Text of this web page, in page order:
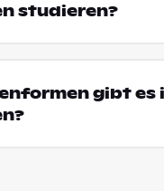
studieren?
gibt